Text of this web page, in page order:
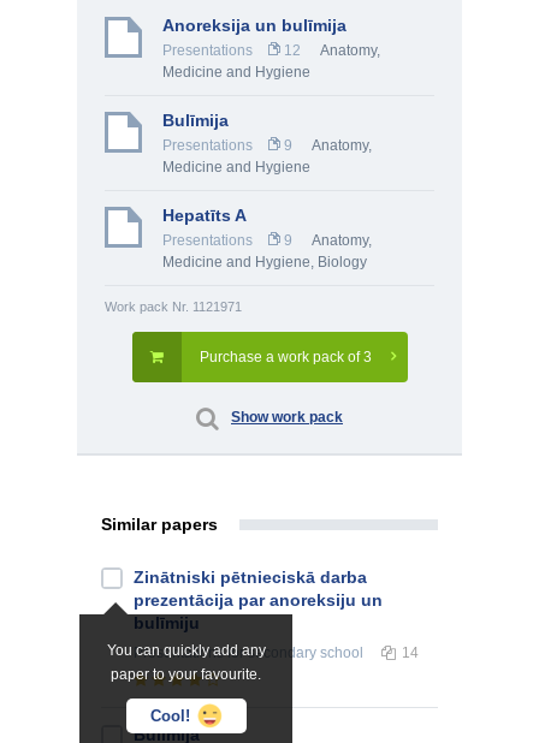
Anoreksija un bulīmija
Presentations 12
Anatomy,
Medicine and Hygiene
Bulīmija
Presentations 9
Anatomy,
Medicine and Hygiene
Hepatīts A
Presentations 9
Anatomy,
Medicine and Hygiene, Biology
Work pack Nr. 1121971
Purchase a work pack of 3
Show work pack
Similar papers
You can quickly add any
paper to your favourite.
Cool!
Zinātniski pētnieciskā darba
prezentācija par anoreksiju un
bulīmiju
Presentationsfor secondary school 14
Bulīmija